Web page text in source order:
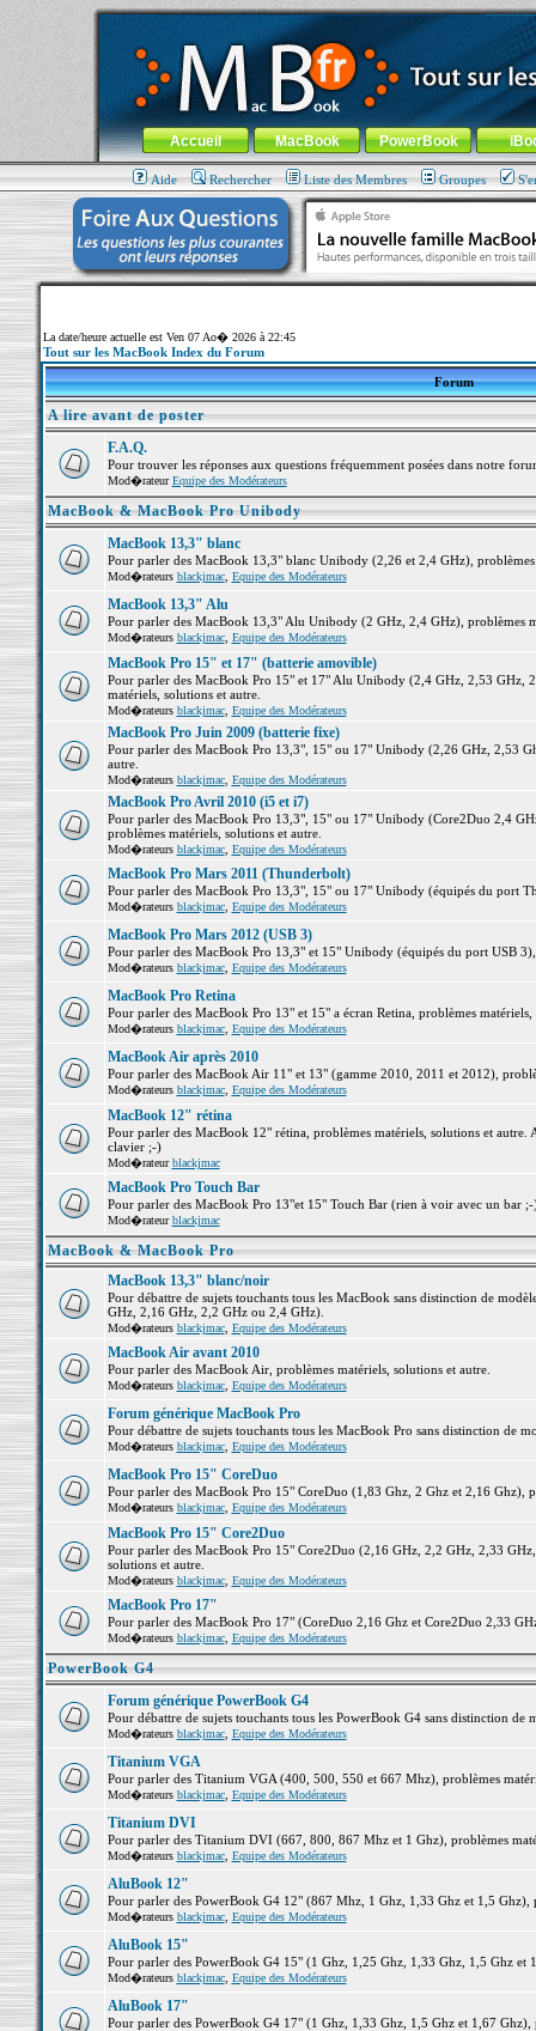
MacBook-fr.com : 100% Apple... 100% nomade !
Aller au contenu-Aller au menu général-Aller au menu de
Menu général
Accueil MacBook PowerBook
Aide Rechercher Liste des Membres Groupes
La date/heure actuelle est Ven 07 Ao� 2026 à 22:45
Tout sur les MacBook Index du Forum
Forum
A lire avant de poster
F.A.Q.
Pour trouver les réponses aux questions fréquemment posées dans notre
Mod�rateurEquipe des Modérateurs
MacBook & MacBook Pro Unibody
MacBook 13,3" blanc
Pour parler des MacBook 13,3" blanc Unibody (2,26 et 2,4 GHz),
Mod�rateurs blackjmac, Equipe des Modérateurs
MacBook 13,3" Alu
Pour parler des MacBook 13,3" Alu Unibody (2 GHz, 2,4 GHz), problèmes
Mod�rateurs blackjmac, Equipe des Modérateurs
MacBook Pro 15" et 17" (batterie amovible)
Pour parler des MacBook Pro 15" et 17" Alu Unibody (2,4 GHz, 2,53 GHz,
matériels, solutions et autre.
Mod�rateurs blackjmac, Equipe des Modérateurs
MacBook Pro Juin 2009 (batterie fixe)
Pour parler des MacBook Pro 13,3", 15" ou 17" Unibody (2,26 GHz, 2,53
autre.
Mod�rateurs blackjmac, Equipe des Modérateurs
MacBook Pro Avril 2010 (i5 et i7)
Pour parler des MacBook Pro 13,3", 15" ou 17" Unibody (Core2Duo 2,4
problèmes matériels, solutions et autre.
Mod�rateurs blackjmac, Equipe des Modérateurs
MacBook Pro Mars 2011 (Thunderbolt)
Pour parler des MacBook Pro 13,3", 15" ou 17" Unibody (équipés du port
Mod�rateurs blackjmac, Equipe des Modérateurs
MacBook Pro Mars 2012 (USB 3)
Pour parler des MacBook Pro 13,3" et 15" Unibody (équipés du port USB
Mod�rateurs blackjmac, Equipe des Modérateurs
MacBook Pro Retina
Pour parler des MacBook Pro 13" et 15" a écran Retina, problèmes matériels,
Mod�rateurs blackjmac, Equipe des Modérateurs
MacBook Air après 2010
Pour parler des MacBook Air 11" et 13" (gamme 2010, 2011 et 2012),
Mod�rateurs blackjmac, Equipe des Modérateurs
MacBook 12" rétina
Pour parler des MacBook 12" rétina, problèmes matériels, solutions et
clavier ;-)
Mod�rateurblackjmac
MacBook Pro Touch Bar
Pour parler des MacBook Pro 13"et 15" Touch Bar (rien à voir avec un bar
Mod�rateurblackjmac
MacBook & MacBook Pro
MacBook 13,3" blanc/noir
Pour débattre de sujets touchants tous les MacBook sans distinction de
GHz, 2,16 GHz, 2,2 GHz ou 2,4 GHz).
Mod�rateurs blackjmac, Equipe des Modérateurs
MacBook Air avant 2010
Pour parler des MacBook Air, problèmes matériels, solutions et autre.
Mod�rateurs blackjmac, Equipe des Modérateurs
Forum générique MacBook Pro
Pour débattre de sujets touchants tous les MacBook Pro sans distinction de
Mod�rateurs blackjmac, Equipe des Modérateurs
MacBook Pro 15" CoreDuo
Pour parler des MacBook Pro 15" CoreDuo (1,83 Ghz, 2 Ghz et 2,16 Ghz),
Mod�rateurs blackjmac, Equipe des Modérateurs
MacBook Pro 15" Core2Duo
Pour parler des MacBook Pro 15" Core2Duo (2,16 GHz, 2,2 GHz, 2,33
solutions et autre.
Mod�rateurs blackjmac, Equipe des Modérateurs
MacBook Pro 17"
Pour parler des MacBook Pro 17" (CoreDuo 2,16 Ghz et Core2Duo 2,33
Mod�rateurs blackjmac, Equipe des Modérateurs
PowerBook G4
Forum générique PowerBook G4
Pour débattre de sujets touchants tous les PowerBook G4 sans distinction de
Mod�rateurs blackjmac, Equipe des Modérateurs
Titanium VGA
Pour parler des Titanium VGA (400, 500, 550 et 667 Mhz), problèmes
Mod�rateurs blackjmac, Equipe des Modérateurs
Titanium DVI
Pour parler des Titanium DVI (667, 800, 867 Mhz et 1 Ghz), problèmes
Mod�rateurs blackjmac, Equipe des Modérateurs
AluBook 12"
Pour parler des PowerBook G4 12" (867 Mhz, 1 Ghz, 1,33 Ghz et 1,5 Ghz),
Mod�rateurs blackjmac, Equipe des Modérateurs
AluBook 15"
Pour parler des PowerBook G4 15" (1 Ghz, 1,25 Ghz, 1,33 Ghz, 1,5 Ghz et
Mod�rateurs blackjmac, Equipe des Modérateurs
AluBook 17"
Pour parler des PowerBook G4 17" (1 Ghz, 1,33 Ghz, 1,5 Ghz et 1,67 Ghz),